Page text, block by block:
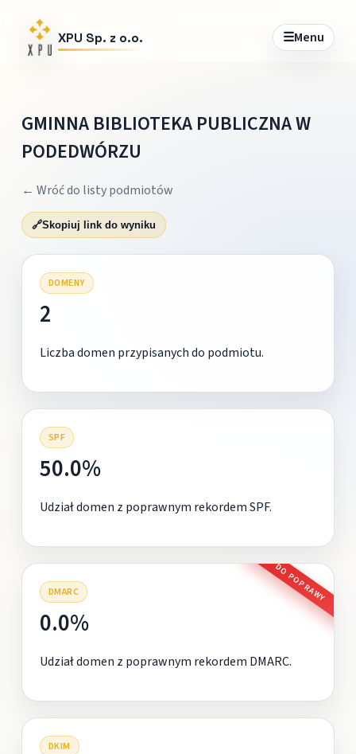
XPU Sp. z o.o. ☰Menu
GMINNA BIBLIOTEKA PUBLICZNA W
PODEDWÓRZU
← Wróć do listy podmiotów
🔗Skopiuj link do wyniku
DOMENY
2
Liczba domen przypisanych do podmiotu.
SPF
50.0%
Udział domen z poprawnym rekordem SPF.
DMARC DO POPRAWY
0.0%
Udział domen z poprawnym rekordem DMARC.
DKIM